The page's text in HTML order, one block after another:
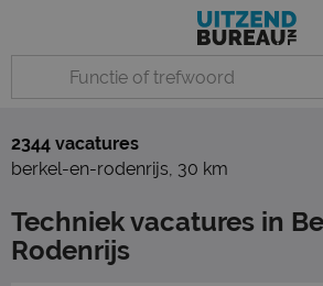
2344 vacatures
berkel-en-rodenrijs, 30 km
Techniek vacatures in
Rodenrijs